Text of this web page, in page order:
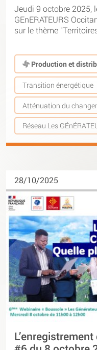
Jeudi 9 octobre 2025,
GEnERATEURS
sur le thème
Production et
Transition énergétique
Atténuation du
Réseau Les
28/10/2025